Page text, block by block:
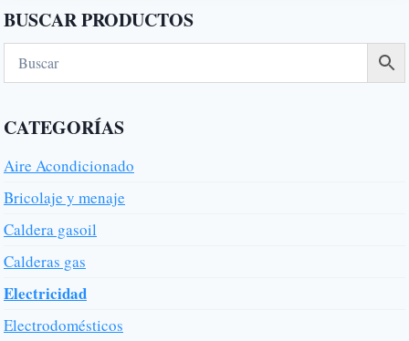
BUSCAR PRODUCTOS
CATEGORÍAS
Aire Acondicionado
Bricolaje y menaje
Caldera gasoil
Calderas gas
Electricidad
Electrodomésticos